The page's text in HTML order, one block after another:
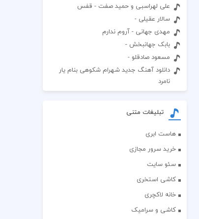
علی لهراسبی و حمید صفت - قفس
سالار عقیلی -
مهدی جهانی - آروم ندارم
بابک جهانبخش -
مسعود صادقلو -
دانلود آهنگ جدید شهرام شکوهی بنام یار
نامرد
تبلیغات متنی
هاست ابری
خرید سرور مجازی
سئو سایت
کاشی استخری
خانه لاکچری
کاشی و سرامیک